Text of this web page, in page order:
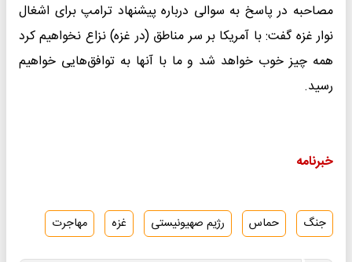
مصاحبه در پاسخ به سوالی درباره پیشنهاد ترامپ برای اشغال
نوار غزه گفت: با آمریکا بر سر مناطق (در غزه) نزاع نخواهیم کرد
همه چیز خوب خواهد شد و ما با آنها به توافق‌هایی خواهیم
رسید.
خبرنامه
جنگ حماس رژیم صهیونیستی غزه مهاجرت